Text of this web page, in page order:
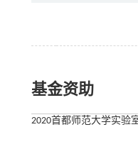
基金资助
2020首都师范大学实验